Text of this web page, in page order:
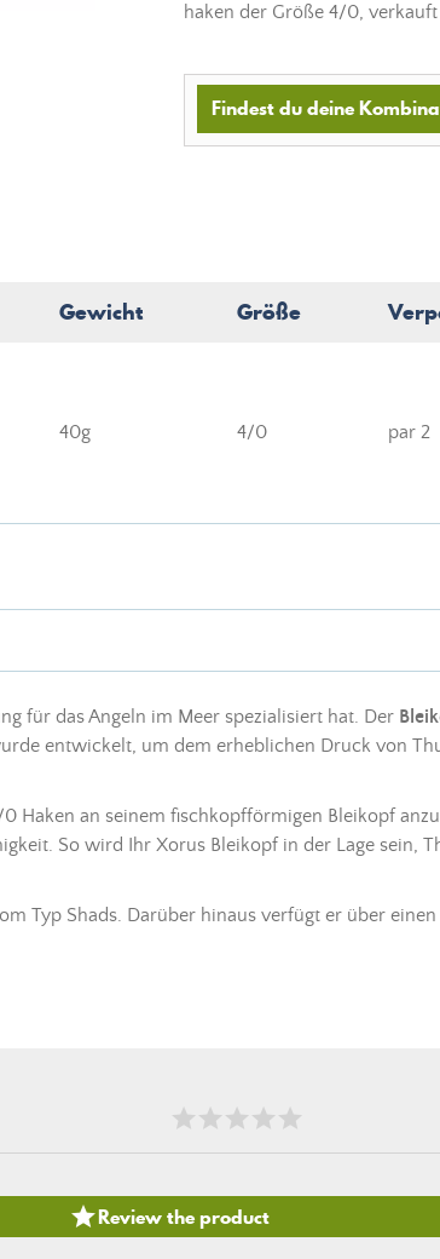
haken der Größe 4/0,
Findest du deine
Gewicht Größe
40g 4/0 par 2
für dasAngeln im Meer spezialisiert hat. Der
entwickelt, um dem erheblichen Druck von
Haken an seinem fischkopfförmigen Bleikopf
So wird Ihr Xorus Bleikopfin der Lage sein,
Typ Shads. Darüber hinaus verfügt er über
Review the product